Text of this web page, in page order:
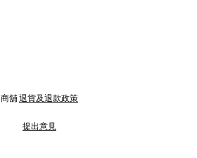
商舖退貨及退款政策
提出意見